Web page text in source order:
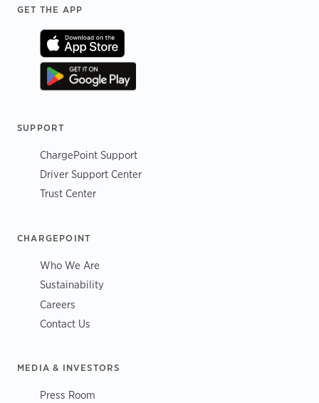
Footer
GET THE APP
SUPPORT
ChargePoint Support
Driver Support Center
Trust Center
CHARGEPOINT
Who We Are
Sustainability
Careers
Contact Us
MEDIA & INVESTORS
Press Room